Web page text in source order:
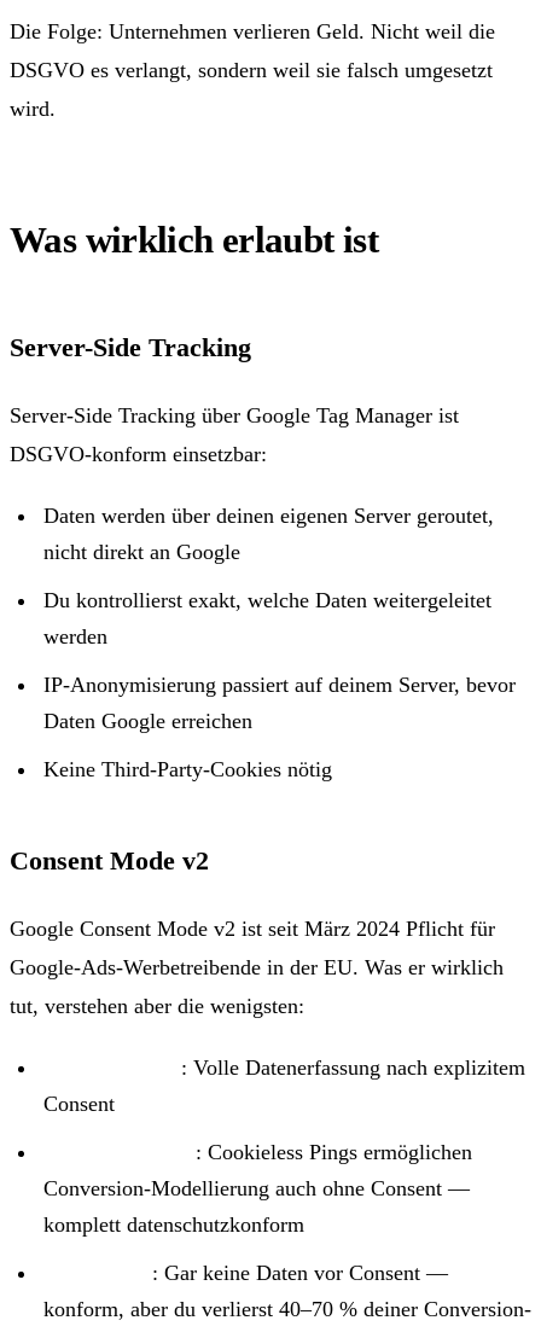
Die Folge: Unternehmen verlieren Geld. Nicht weil die
DSGVO es verlangt, sondern weil sie falsch umgesetzt
wird.
Was wirklich erlaubt ist
Server-Side Tracking
Server-Side Tracking über Google Tag Manager ist
DSGVO-konform einsetzbar:
Daten werden über deinen eigenen Server geroutet,
nicht direkt an Google
Du kontrollierst exakt, welche Daten weitergeleitet
werden
IP-Anonymisierung passiert auf deinem Server, bevor
Daten Google erreichen
Keine Third-Party-Cookies nötig
Consent Mode v2
Google Consent Mode v2 ist seit März 2024 Pflicht für
Google-Ads-Werbetreibende in der EU. Was er wirklich
tut, verstehen aber die wenigsten:
: Volle Datenerfassung nach explizitem
Consent
: Cookieless Pings ermöglichen
Conversion-Modellierung auch ohne Consent —
komplett datenschutzkonform
: Gar keine Daten vor Consent —
konform, aber du verlierst 40–70 % deiner Conversion-